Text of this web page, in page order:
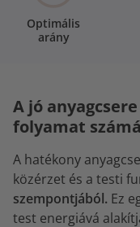
Optimális
arány
A jó
folyamat
A hatékony
közérzet és a testi
szempontjából. Ez
test energiává